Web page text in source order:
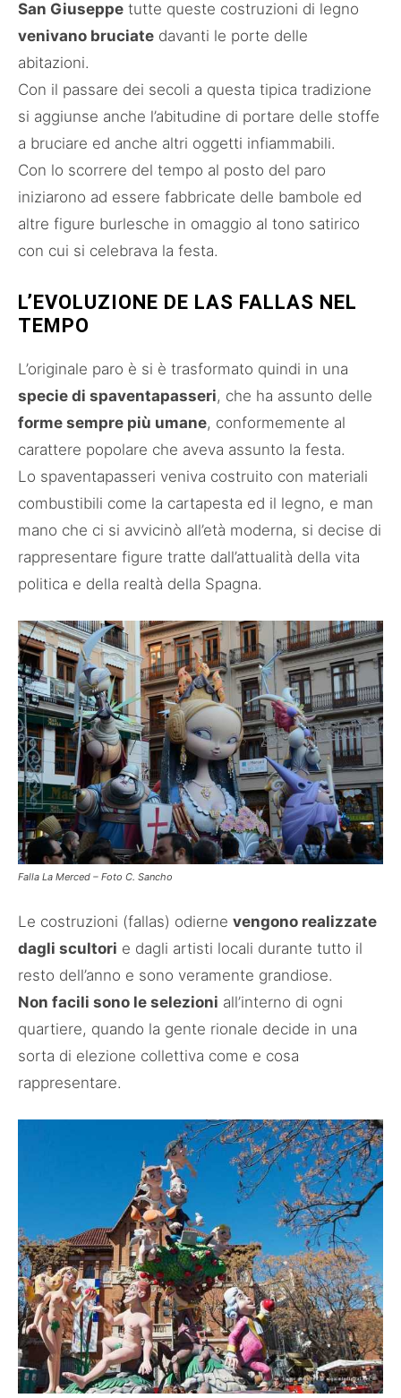
San Giuseppe tutte queste costruzioni di legno
venivano bruciate davanti le porte delle
abitazioni.
Con il passare dei secoli a questa tipica tradizione
si aggiunse anche l’abitudine di portare delle stoffe
a bruciare ed anche altri oggetti infiammabili.
Con lo scorrere del tempo al posto del paro
iniziarono ad essere fabbricate delle bambole ed
altre figure burlesche in omaggio al tono satirico
con cui si celebrava la festa.
L’EVOLUZIONE DE LAS FALLAS NEL
TEMPO
L’originale paro è si è trasformato quindi in una
specie di spaventapasseri, che ha assunto delle
forme sempre più umane, conformemente al
carattere popolare che aveva assunto la festa.
Lo spaventapasseri veniva costruito con materiali
combustibili come la cartapesta ed il legno, e man
mano che ci si avvicinò all’età moderna, si decise di
rappresentare figure tratte dall’attualità della vita
politica e della realtà della Spagna.
Falla La Merced – Foto C. Sancho
Le costruzioni (fallas) odierne vengono realizzate
dagli scultori e dagli artisti locali durante tutto il
resto dell’anno e sono veramente grandiose.
Non facili sono le selezioni all’interno di ogni
quartiere, quando la gente rionale decide in una
sorta di elezione collettiva come e cosa
rappresentare.